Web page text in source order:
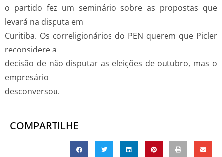
o partido fez um seminário sobre as propostas que
levará na disputa em
Curitiba. Os correligionários do PEN querem que Picler
reconsidere a
decisão de não disputar as eleições de outubro, mas o
empresário
desconversou.
COMPARTILHE